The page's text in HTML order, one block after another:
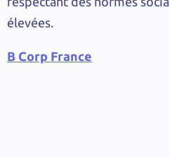
élevées.
B Corp France